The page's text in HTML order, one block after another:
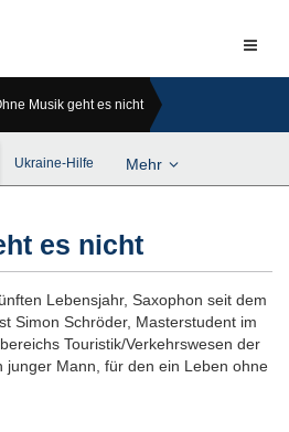
Musik geht es nicht
Ukraine-Hilfe Mehr
es nicht
Lebensjahr, Saxophon seit dem
Simon Schröder, Masterstudent im
Touristik/Verkehrswesen der
junger Mann, für den ein Leben ohne